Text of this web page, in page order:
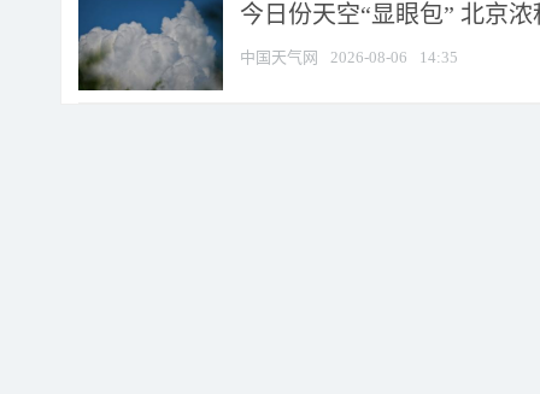
今日份天空“显眼包” 北京
中国天气网 2026-08-06 14:35